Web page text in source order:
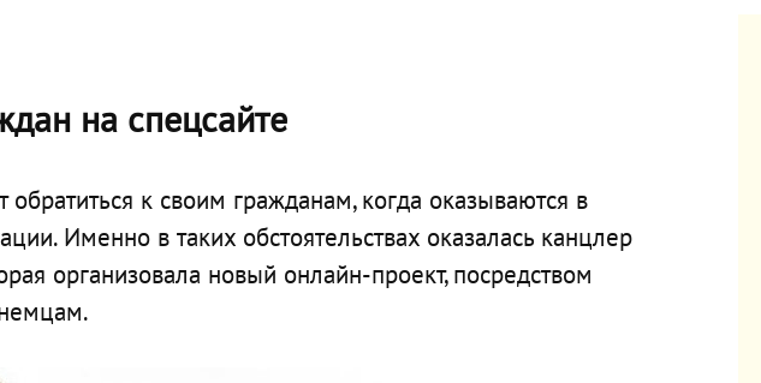
на спецсайте
к своим гражданам, когда оказываются в
Именно в таких обстоятельствах оказалась канцлер
организовала новый онлайн-проект, посредством